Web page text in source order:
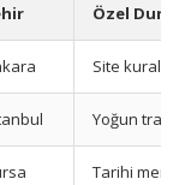
Özel
Site
Yoğun
Tarihi